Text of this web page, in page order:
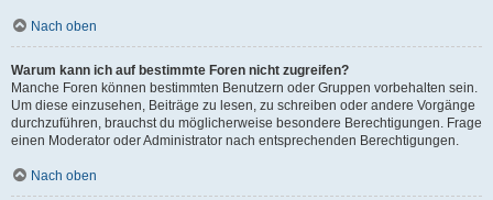
Nach oben
Warum kann ich auf bestimmte Foren nicht zugreifen?
Manche Foren können bestimmten Benutzern oder Gruppen vorbehalten sein.
Um diese einzusehen, Beiträge zu lesen, zu schreiben oder andere Vorgänge
durchzuführen, brauchst du möglicherweise besondere Berechtigungen. Frage
einen Moderator oder Administrator nach entsprechenden Berechtigungen.
Nach oben